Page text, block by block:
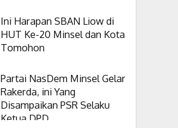
Ini Harapan SBAN Liow di
HUT Ke-20 Minsel dan Kota
Tomohon
Partai NasDem Minsel Gelar
Rakerda, ini Yang
Disampaikan PSR Selaku
Ketua DPD